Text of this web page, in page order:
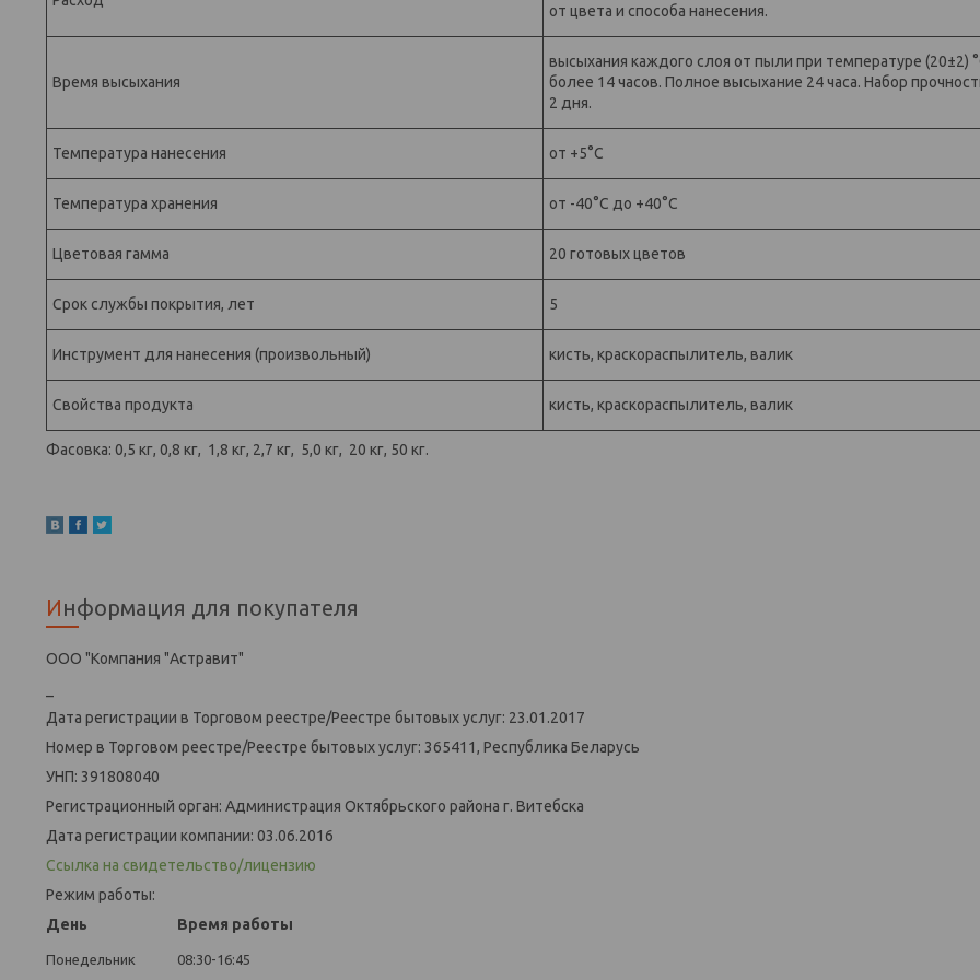
от цвета и способа нанесения.
Время высыхания
высыхания каждого слоя от пыли при температуре (20±2)
более 14 часов. Полное высыхание 24 часа. Набор
2 дня.
Температура нанесения от +5°С
Температура хранения от -40°С до +40°С
Цветовая гамма 20 готовых цветов
Срок службы покрытия, лет 5
Инструмент для нанесения (произвольный) кисть, краскораспылитель, валик
Свойства продукта кисть, краскораспылитель, валик
Фасовка: 0,5 кг, 0,8 кг, 1,8 кг, 2,7 кг, 5,0 кг, 20 кг, 50 кг.
Информация для покупателя
ООО "Компания "Астравит"
Дата регистрации в Торговом реестре/Реестре бытовых услуг: 23.01.2017
Номер в Торговом реестре/Реестре бытовых услуг: 365411, Республика Беларусь
УНП: 391808040
Регистрационный орган: Администрация Октябрьского района г. Витебска
Дата регистрации компании: 03.06.2016
Ссылка на свидетельство/лицензию
Режим работы:
День
Время работы
Понедельник
08:30-16:45